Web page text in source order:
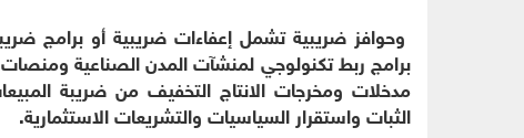
وحوافز ضريبية تشمل إعفاءات ضريبية أو برامج
برامج ربط تكنولوجي لمنشآت المدن الصناعية ومنصات
مدخلات ومخرجات الانتاج التخفيف من ضريبة
الثبات واستقرار السياسيات والتشريعات الاستثمارية.